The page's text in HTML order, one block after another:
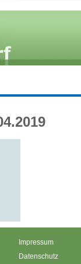
Impressum
Datenschutz